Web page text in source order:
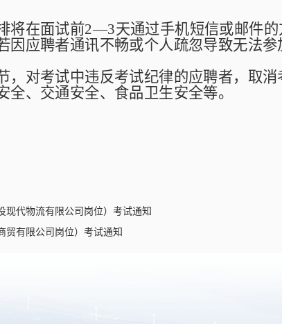
将在面试前2—3天通过手机短信或邮件的
因应聘者通讯不畅或个人疏忽导致无法
对考试中违反考试纪律的应聘者，取消
、交通安全、食品卫生安全等。
现代物流有限公司岗位）考试通知
贸有限公司岗位）考试通知